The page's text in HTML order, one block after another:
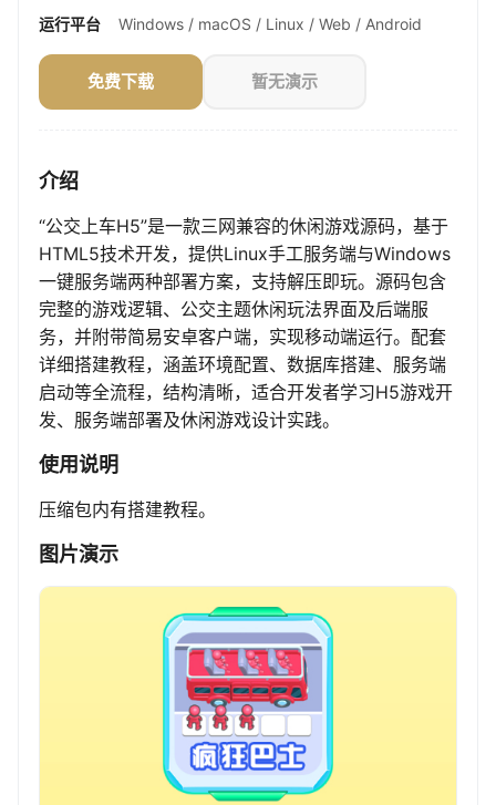
运行平台
Windows / macOS / Linux / Web / Android
免费下载 暂无演示
介绍
“公交上车H5”是一款三网兼容的休闲游戏源码，基于
HTML5技术开发，提供Linux手工服务端与Windows
一键服务端两种部署方案，支持解压即玩。源码包含
完整的游戏逻辑、公交主题休闲玩法界面及后端服
务，并附带简易安卓客户端，实现移动端运行。配套
详细搭建教程，涵盖环境配置、数据库搭建、服务端
启动等全流程，结构清晰，适合开发者学习H5游戏开
发、服务端部署及休闲游戏设计实践。
使用说明
压缩包内有搭建教程。
图片演示